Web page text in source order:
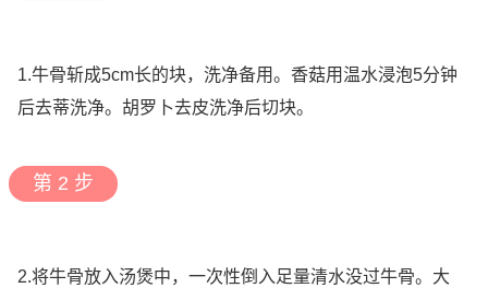
1.牛骨斩成5cm长的块，洗净备用。香菇用温水浸泡5分钟
后去蒂洗净。胡罗卜去皮洗净后切块。
第 2 步
2.将牛骨放入汤煲中，一次性倒入足量清水没过牛骨。大